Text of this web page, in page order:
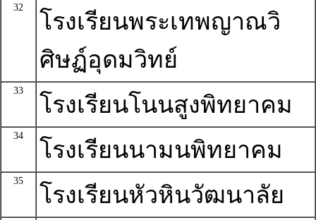
32
โรงเรียนพระเทพญาณวิ
ศิษฏ์อุดมวิทย์
33
โรงเรียนโนนสูงพิทยาคม
34
โรงเรียนนามนพิทยาคม
35
โรงเรียนหัวหินวัฒนาลัย